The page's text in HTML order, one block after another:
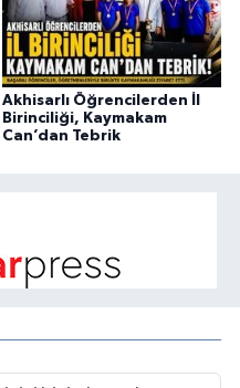
Akhisarlı Öğrencilerden İl
Birinciliği, Kaymakam
Can’dan Tebrik